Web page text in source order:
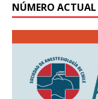
NÚMERO ACTUAL